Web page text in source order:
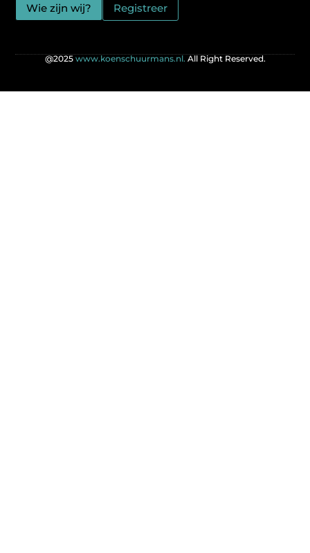
Wie zijn wij? Registreer
@2025 www.koenschuurmans.nl. All Right Reserved.